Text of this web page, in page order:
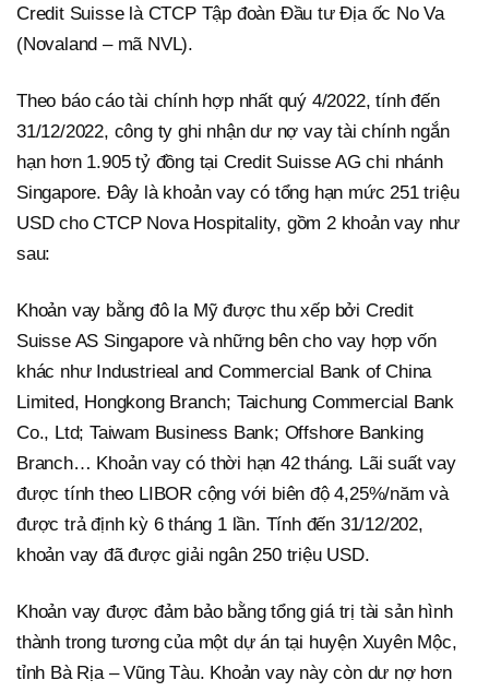
Credit Suisse là CTCP Tập đoàn Đầu tư Địa ốc No Va
(Novaland – mã NVL).
Theo báo cáo tài chính hợp nhất quý 4/2022, tính đến
31/12/2022, công ty ghi nhận dư nợ vay tài chính ngắn
hạn hơn 1.905 tỷ đồng tại Credit Suisse AG chi nhánh
Singapore. Đây là khoản vay có tổng hạn mức 251 triệu
USD cho CTCP Nova Hospitality, gồm 2 khoản vay như
sau:
Khoản vay bằng đô la Mỹ được thu xếp bởi Credit
Suisse AS Singapore và những bên cho vay hợp vốn
khác như Industrieal and Commercial Bank of China
Limited, Hongkong Branch; Taichung Commercial Bank
Co., Ltd; Taiwam Business Bank; Offshore Banking
Branch… Khoản vay có thời hạn 42 tháng. Lãi suất vay
được tính theo LIBOR cộng với biên độ 4,25%/năm và
được trả định kỳ 6 tháng 1 lần. Tính đến 31/12/202,
khoản vay đã được giải ngân 250 triệu USD.
Khoản vay được đảm bảo bằng tổng giá trị tài sản hình
thành trong tương của một dự án tại huyện Xuyên Mộc,
tỉnh Bà Rịa – Vũng Tàu. Khoản vay này còn dư nợ hơn